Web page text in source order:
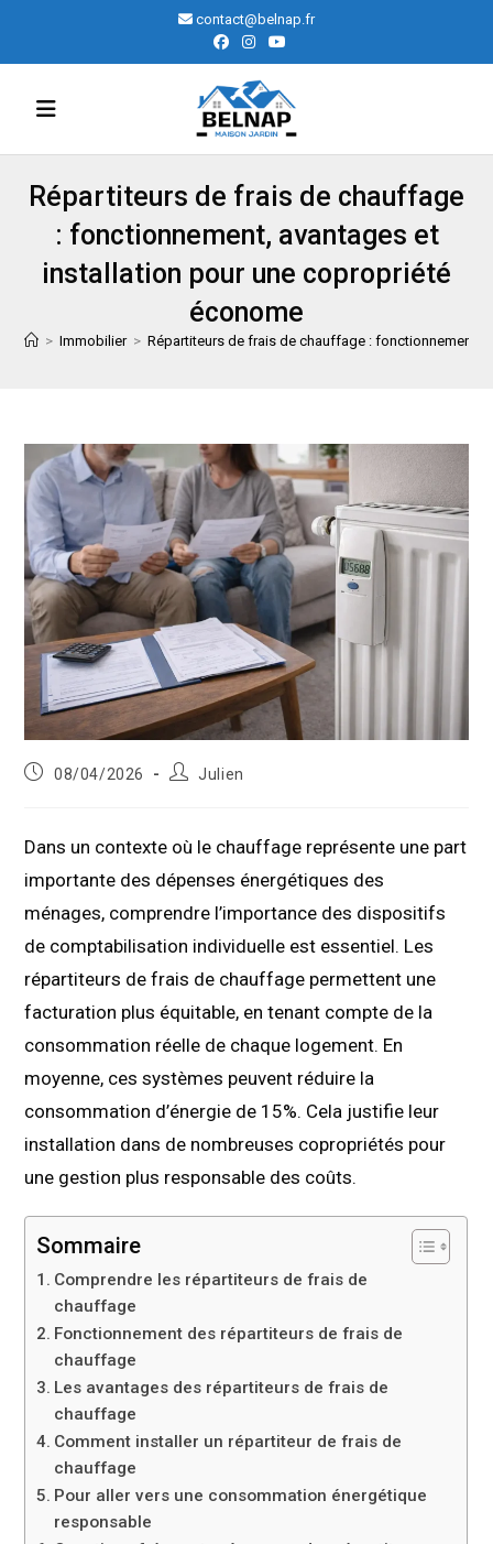
content
contact@belnap.fr
Répartiteurs de frais de chauffage
: fonctionnement, avantages et
installation pour une copropriété
économe
> Immobilier > Répartiteurs de frais de chauffage : fonctionnement,
Publication
08/04/2026
Auteur/autrice
Julien
Dans un contexte où le chauffage représente une part
importante des dépenses énergétiques des
ménages, comprendre l’importance des dispositifs
de comptabilisation individuelle est essentiel. Les
répartiteurs de frais de chauffage permettent une
facturation plus équitable, en tenant compte de la
consommation réelle de chaque logement. En
moyenne, ces systèmes peuvent réduire la
consommation d’énergie de 15%. Cela justifie leur
installation dans de nombreuses copropriétés pour
une gestion plus responsable des coûts.
Sommaire
Comprendre les répartiteurs de frais de
chauffage
Fonctionnement des répartiteurs de frais de
chauffage
Les avantages des répartiteurs de frais de
chauffage
Comment installer un répartiteur de frais de
chauffage
Pour aller vers une consommation énergétique
responsable